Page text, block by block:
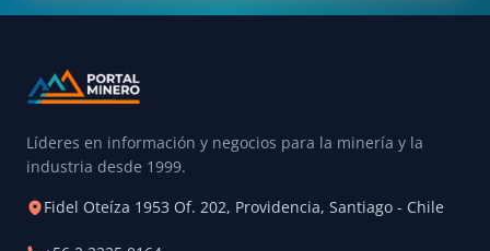
Líderes en información y negocios para la minería y la
industria desde 1999.
Fidel Oteíza 1953 Of. 202, Providencia, Santiago - Chile